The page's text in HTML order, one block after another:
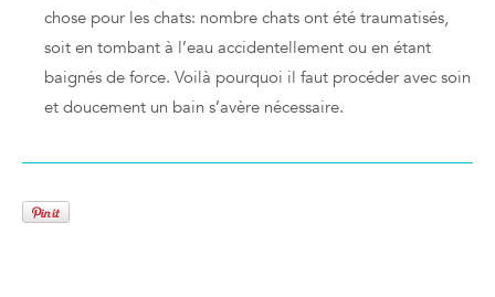
chose pour les chats: nombre chats ont été traumatisés,
soit en tombant à l’eau accidentellement ou en étant
baignés de force. Voilà pourquoi il faut procéder avec soin
et doucement un bain s’avère nécessaire.